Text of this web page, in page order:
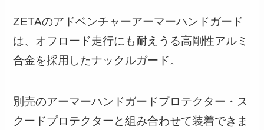
ZETAのアドベンチャーアーマーハンドガード
は、オフロード走行にも耐えうる高剛性アルミ
合金を採用したナックルガード。
別売のアーマーハンドガードプロテクター・ス
クードプロテクターと組み合わせて装着できま